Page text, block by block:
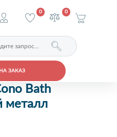
ЗАКАЗ
0 0
Bath
металл